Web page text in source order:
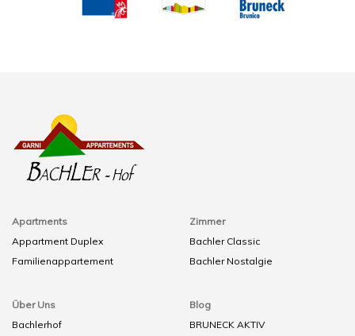
Apartments
Appartment Duplex
Familienappartement
Zimmer
Bachler Classic
Bachler Nostalgie
Über Uns
Bachlerhof
Blog
BRUNECK AKTIV